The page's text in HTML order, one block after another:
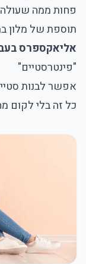
פחות ממה שעולה
תוספת של מלון
אליאקספרס
"פינטרסטיים"
אפשר לבנות
כל זה בלי לקום